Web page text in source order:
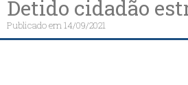
Detido cidadão
Publicado em14/09/2021